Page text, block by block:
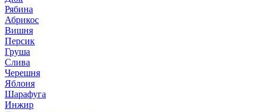
Рябина
Абрикос
Вишня
Персик
Груша
Слива
Черешня
Яблоня
Шарафуга
Инжир